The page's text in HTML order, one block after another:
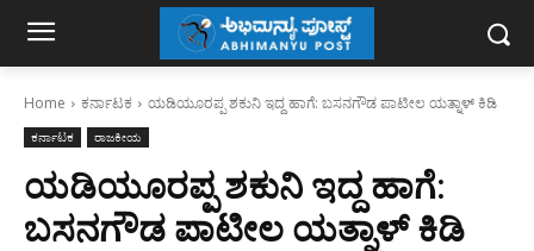
Home ಕರ್ನಾಟಕ ಯಡಿಯೂರಪ್ಪ ಶಕುನಿ ಇದ್ದ ಹಾಗೆ: ಬಸನಗೌಡ ಪಾಟೀಲ ಯತ್ನಾಳ್‌ ಕಿಡಿ
ಕರ್ನಾಟಕ ರಾಜಕೀಯ
ಯಡಿಯೂರಪ್ಪ ಶಕುನಿ ಇದ್ದ ಹಾಗೆ:
ಬಸನಗೌಡ ಪಾಟೀಲ ಯತ್ನಾಳ್‌ ಕಿಡಿ